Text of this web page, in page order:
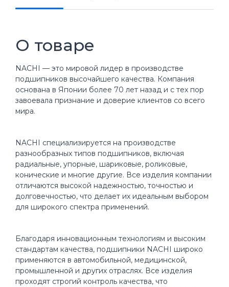
О товаре
NACHI — это мировой лидер в производстве
подшипников высочайшего качества. Компания
основана в Японии более 70 лет назад и с тех пор
завоевала признание и доверие клиентов со всего
мира.
NACHI специализируется на производстве
разнообразных типов подшипников, включая
радиальные, упорные, шариковые, роликовые,
конические и многие другие. Все изделия компании
отличаются высокой надежностью, точностью и
долговечностью, что делает их идеальным выбором
для широкого спектра применений.
Благодаря инновационным технологиям и высоким
стандартам качества, подшипники NACHI широко
применяются в автомобильной, медицинской,
промышленной и других отраслях. Все изделия
проходят строгий контроль качества, что